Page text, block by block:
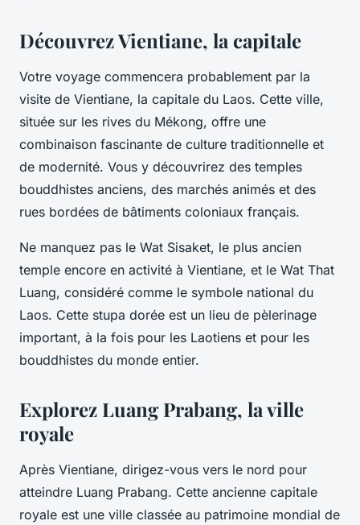
Découvrez Vientiane, la capitale
Votre voyage commencera probablement par la
visite de Vientiane, la capitale du Laos. Cette ville,
située sur les rives du Mékong, offre une
combinaison fascinante de culture traditionnelle et
de modernité. Vous y découvrirez des temples
bouddhistes anciens, des marchés animés et des
rues bordées de bâtiments coloniaux français.
Ne manquez pas le Wat Sisaket, le plus ancien
temple encore en activité à Vientiane, et le Wat That
Luang, considéré comme le symbole national du
Laos. Cette stupa dorée est un lieu de pèlerinage
important, à la fois pour les Laotiens et pour les
bouddhistes du monde entier.
Explorez Luang Prabang, la ville
royale
Après Vientiane, dirigez-vous vers le nord pour
atteindre Luang Prabang. Cette ancienne capitale
royale est une ville classée au patrimoine mondial de